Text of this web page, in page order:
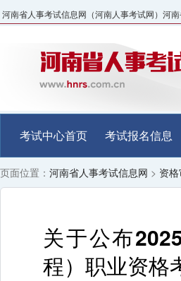
河南省人事考试信息网（河南人事考试网）河
考试中心首页 考试报名信息
页面位置： 河南省人事考试信息网 > 资
关于公布
程）职业资格